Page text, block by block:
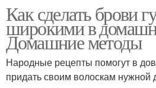
Как сделать брови
широкими в
Домашние методы
Народные рецепты помогут в
придать своим волоскам нужной